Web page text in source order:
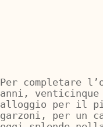
Per completare
anni,
alloggio per il
garzoni, per un